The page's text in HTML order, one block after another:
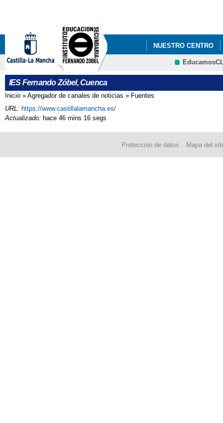
NUESTRO CENTRO
FORMACIÓN
IES Fernando Zóbel, Cuenca
Se encuentra usted aquí
Inicio » Agregador de canales de noticias » Fuentes
URL: https://www.castillalamancha.es/
Actualizado: hace 46 mins 16 segs
Protección de datos Mapa del